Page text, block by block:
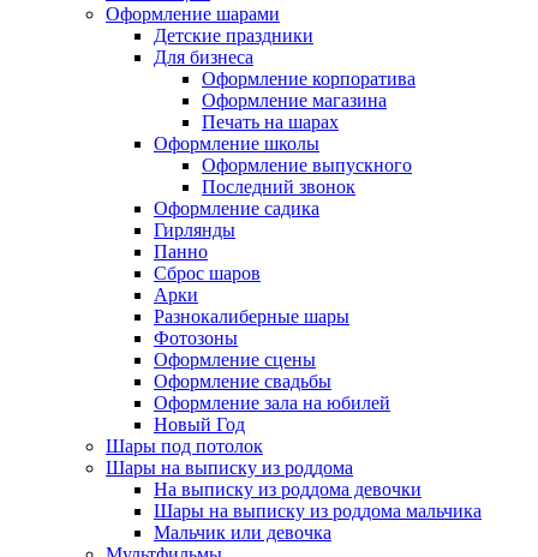
Оформление шарами
Детские праздники
Для бизнеса
Оформление корпоратива
Оформление магазина
Печать на шарах
Оформление школы
Оформление выпускного
Последний звонок
Оформление садика
Гирлянды
Панно
Сброс шаров
Арки
Разнокалиберные шары
Фотозоны
Оформление сцены
Оформление свадьбы
Оформление зала на юбилей
Новый Год
Шары под потолок
Шары на выписку из роддома
На выписку из роддома девочки
Шары на выписку из роддома мальчика
Мальчик или девочка